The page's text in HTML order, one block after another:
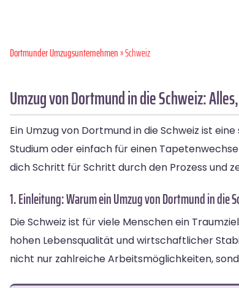
Dortmunder Umzugsunternehmen» Schweiz
Umzug von Dortmund in die Schweiz:
Ein Umzug von Dortmund in die Schweiz ist
Studium oder einfach für einen
dich Schritt für Schritt durch den Prozess und
1. Einleitung: Warum ein Umzug von Dortmund in die
Die Schweiz ist für viele Menschen ein
hohen Lebensqualität und wirtschaftlicher
nicht nur zahlreiche Arbeitsmöglichkeiten,